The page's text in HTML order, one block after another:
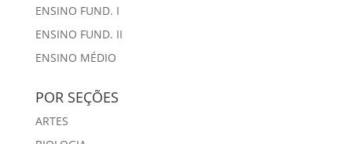
ENSINO FUND. I
ENSINO FUND. II
ENSINO MÉDIO
POR SEÇÕES
ARTES